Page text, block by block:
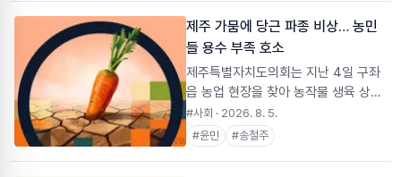
성(개발 중심, 독립된 섬 지역, 학업 스
트레스 과다)**이 청소년 ADHD(주의
력 결핍 과잉행동 장애)에 미치는 영향
과 이를 시간 관리 문제로 인식하는 현
상을 심층 분석하는 데 중점을 두었습
니다. ---
제주 가뭄에 당근 파종 비상… 농민
들 용수 부족 호소
제주특별자치도의회는 지난 4일 구좌
읍 농업 현장을 찾아 농작물 생육 상황
과 농업용수 공급 실태를 점검하고 농
업인·생산자단체와 간담회를 열었다.
제주 동부지역에 폭염과 가뭄이 이어지
#사회 · 2026. 8. 5.
#윤민 #송철주